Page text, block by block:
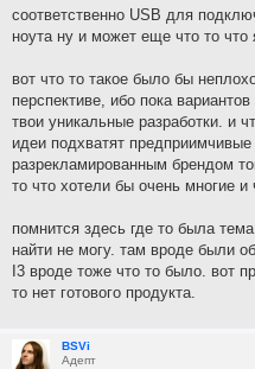
соответственно USB для
ноута ну и может еще что то что
вот что то такое было бы
перспективе, ибо пока
твои уникальные разработки. и
идеи подхватят
разрекламированным брендом
то что хотели бы очень многие и
помнится здесь где то была
найти не могу. там вроде были
I3 вроде тоже что то было. вот
то нет готового продукта.
BSVi
Адепт